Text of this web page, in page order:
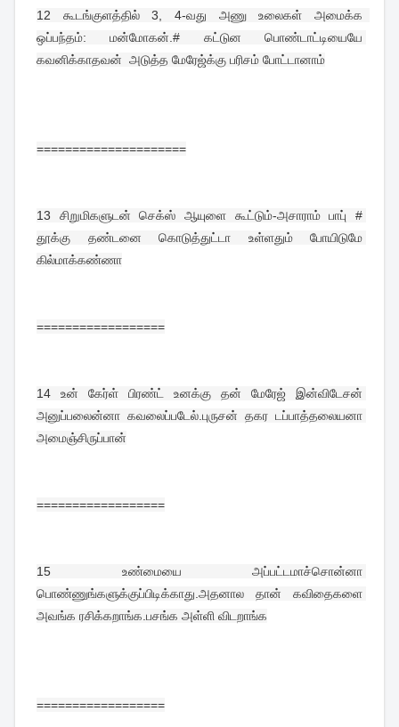
12 கூடங்குளத்தில் 3, 4-வது அணு உலைகள் அமைக்க
ஒப்பந்தம்: மன்மோகன்.# கட்டுன பொண்டாட்டியையே
கவனிக்காதவன்  அடுத்த மேரேஜ்க்கு பரிசம் போட்டானாம்
=====================
13 சிறுமிகளுடன் செக்ஸ் ஆயுளை கூட்டும்-அசாராம் பாபு் #
தூக்கு தண்டனை கொடுத்துட்டா உள்ளதும் போயிடுமே
கில்மாக்கண்ணா
==================
14 உன் கேர்ள் பிரண்ட் உனக்கு தன் மேரேஜ் இன்விடேசன்
அனுப்பலைன்னா கவலைப்படேல்.புருசன் தகர டப்பாத்தலையனா
அமைஞ்சிருப்பான்
==================
15 உண்மையை அப்பட்டமாச்சொன்னா
பொண்ணுங்களுக்குப்பிடிக்காது.அதனால தான் கவிதைகளை
அவங்க ரசிக்கறாங்க.பசங்க அள்ளி விடறாங்க
==================